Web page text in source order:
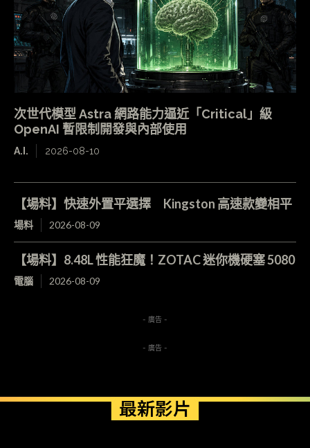
次世代模型 Astra 網路能力逼近「Critical」級
OpenAI 暫限制開發與內部使用
A.I. 2026-08-10
【場料】快速外置平選擇 Kingston 高速款變相平
場料 2026-08-09
【場料】8.48L 性能狂魔！ZOTAC 迷你機硬塞 5080
電腦 2026-08-09
- 廣告 -
- 廣告 -
最新影片